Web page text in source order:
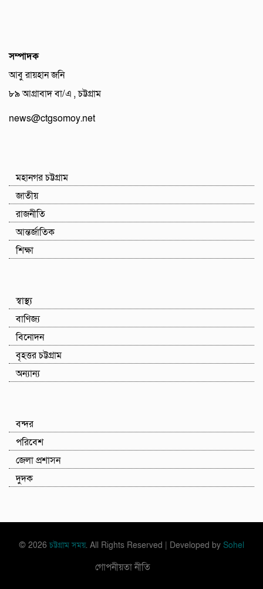
সম্পাদক
আবু রায়হান জনি
৮৯ আগ্রাবাদ বা/এ , চট্টগ্রাম
news@ctgsomoy.net
মহানগর চট্টগ্রাম
জাতীয়
রাজনীতি
আন্তর্জাতিক
শিক্ষা
স্বাস্থ্য
বাণিজ্য
বিনোদন
বৃহত্তর চট্টগ্রাম
অন্যান্য
বন্দর
পরিবেশ
জেলা প্রশাসন
দুদক
© 2026চট্টগ্রাম সময়. All Rights Reserved | Developed by Sohel
গোপনীয়তা নীতি